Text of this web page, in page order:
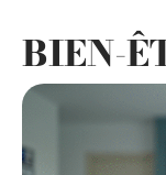
BIEN-